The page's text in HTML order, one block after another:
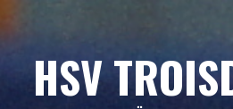
to
HSV